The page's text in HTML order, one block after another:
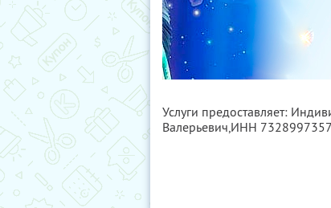
Услуги предоставляет:
Валерьевич,ИНН